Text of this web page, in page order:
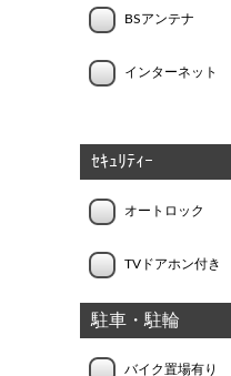
BSアンテナ
インターネット
ｾｷｭﾘﾃｨｰ
オートロック
TVドアホン付き
駐車・駐輪
バイク置場有り